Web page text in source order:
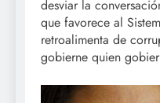
desviar la
que favorece al
retroalimenta de
gobierne quien